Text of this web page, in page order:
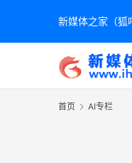
新媒体之家（狐
首页 AI专栏